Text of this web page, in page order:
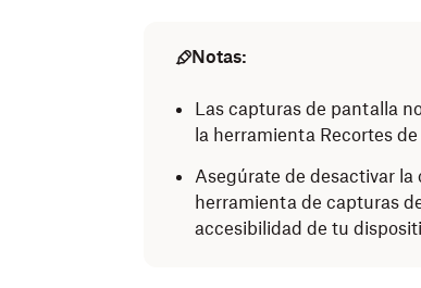
Notas:
Las capturas de pantalla
la herramienta Recortes
Asegúrate de desactivar
herramienta de capturas
accesibilidad de tu